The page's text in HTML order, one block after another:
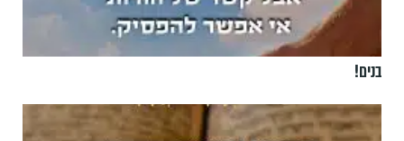
בנים!